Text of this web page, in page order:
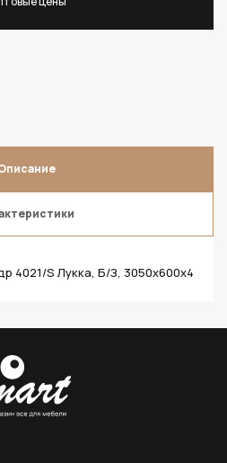
4021/S Лукка, Б/З, 3050х600х4